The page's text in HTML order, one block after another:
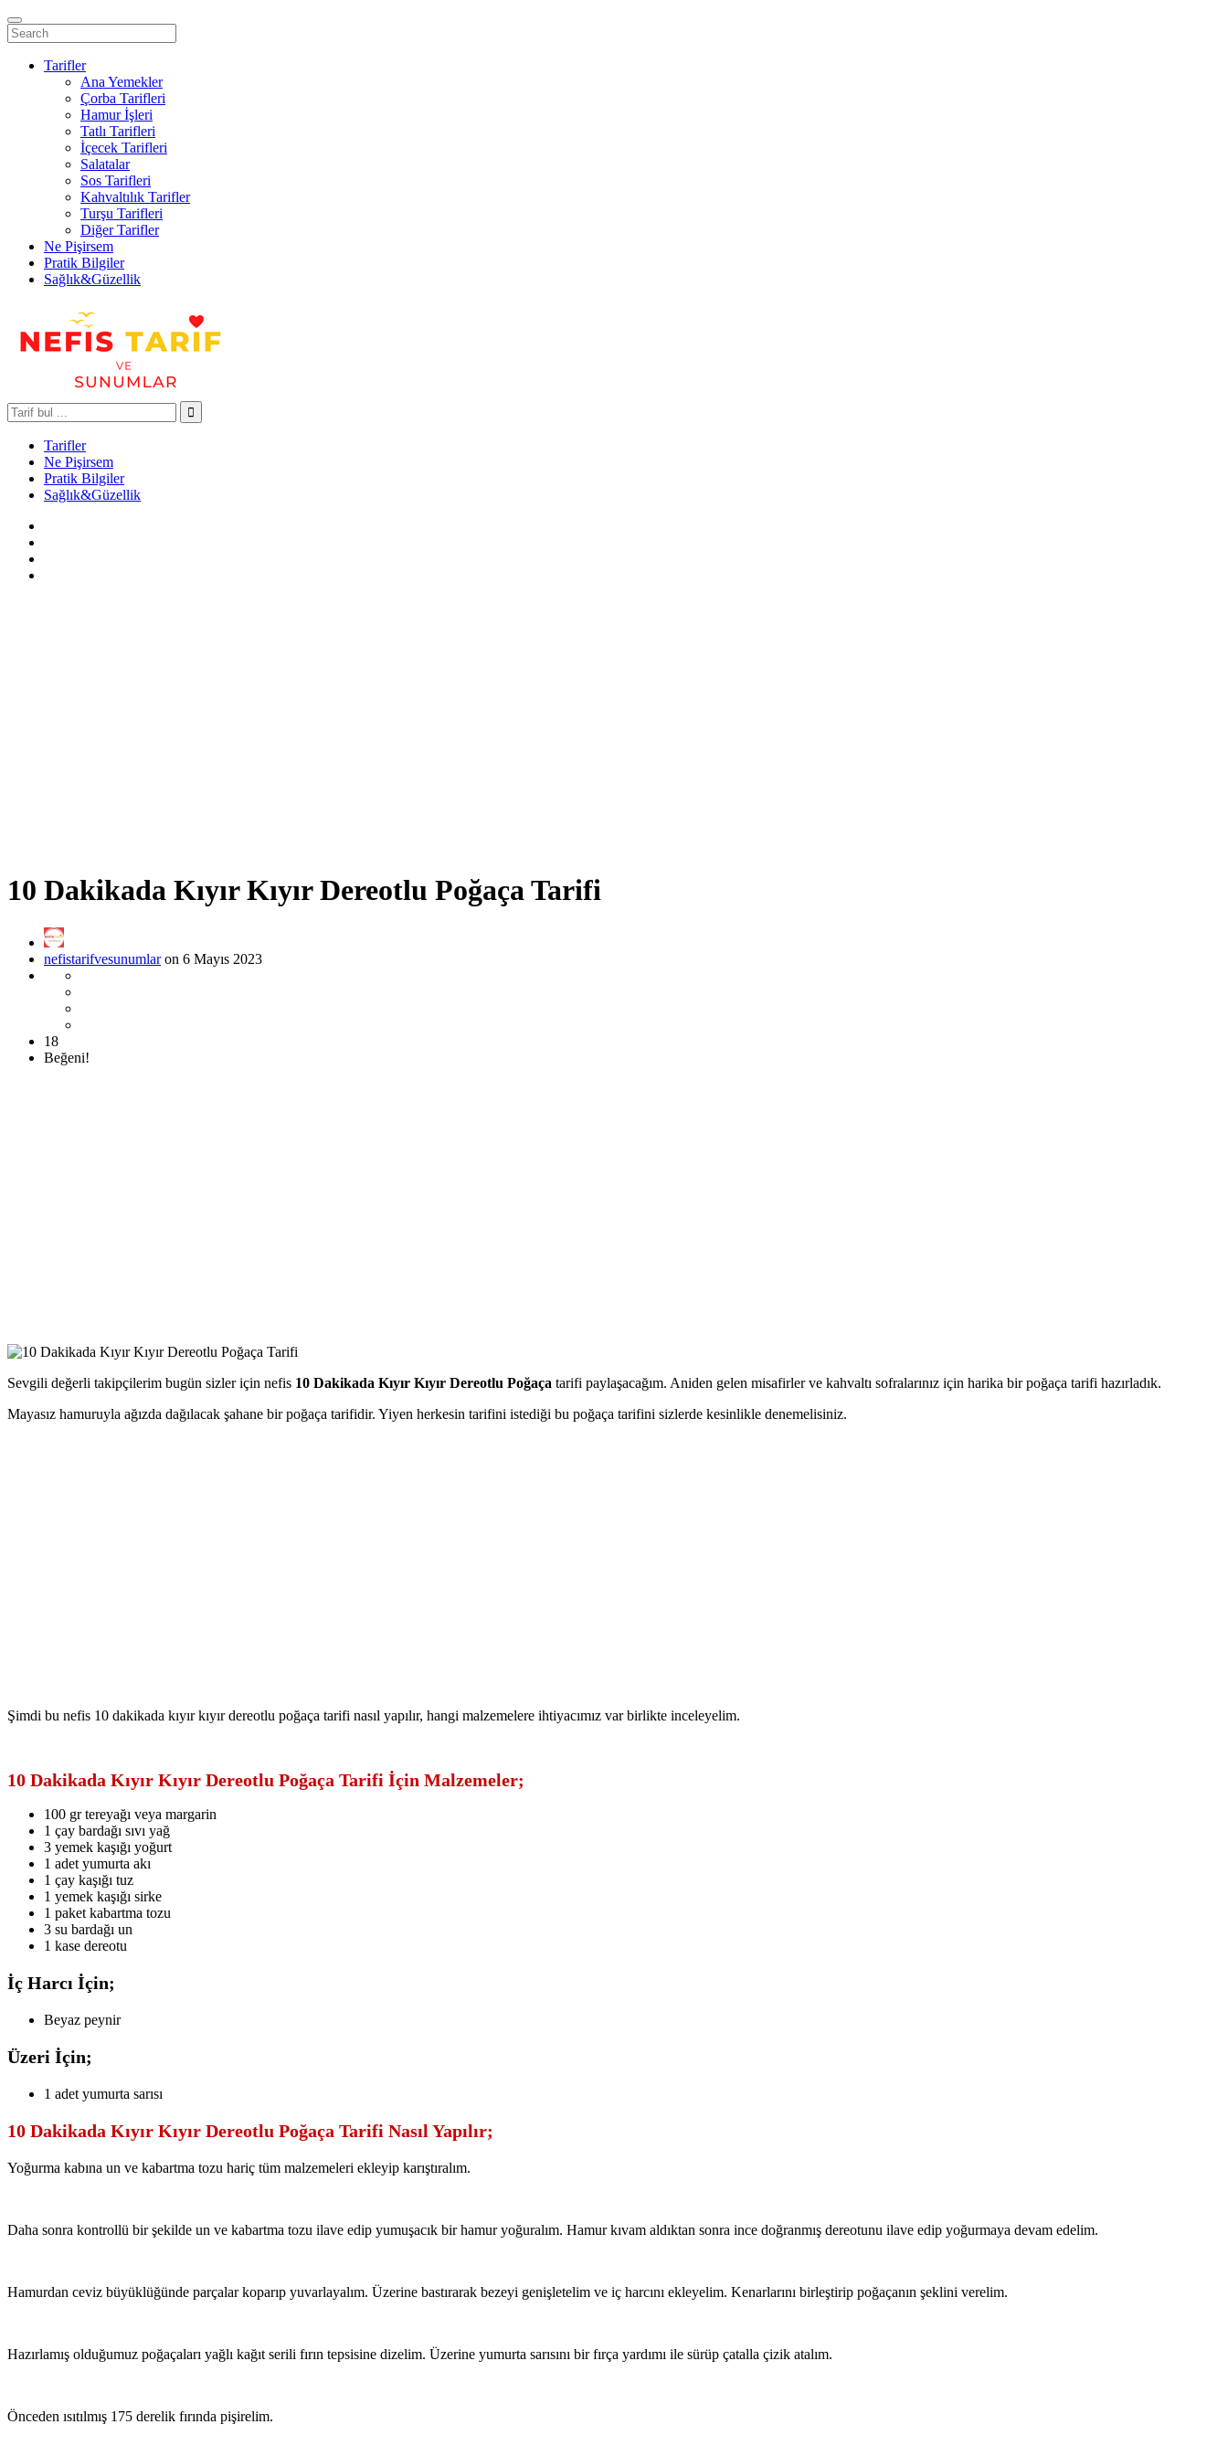
Tarifler
Ana Yemekler
Çorba Tarifleri
Hamur İşleri
Tatlı Tarifleri
İçecek Tarifleri
Salatalar
Sos Tarifleri
Kahvaltılık Tarifler
Turşu Tarifleri
Diğer Tarifler
Ne Pişirsem
Pratik Bilgiler
Sağlık&Güzellik
Tarifler
Ne Pişirsem
Pratik Bilgiler
Sağlık&Güzellik
10 Dakikada Kıyır Kıyır Dereotlu Poğaça Tarifi
nefistarifvesunumlaron 6 Mayıs 2023
18
Beğeni!
Sevgili değerli takipçilerim bugün sizler için nefis 10 Dakikada Kıyır Kıyır Dereotlu Poğaça tarifi paylaşacağım. Aniden gelen misafirler ve kahvaltı sofralarınız için harika bir poğaça tarifi hazırladık.
Mayasız hamuruyla ağızda dağılacak şahane bir poğaça tarifidir. Yiyen herkesin tarifini istediği bu poğaça tarifini sizlerde kesinlikle denemelisiniz.
Şimdi bu nefis 10 dakikada kıyır kıyır dereotlu poğaça tarifi nasıl yapılır, hangi malzemelere ihtiyacımız var birlikte inceleyelim.
10 Dakikada Kıyır Kıyır Dereotlu Poğaça Tarifi İçin Malzemeler;
100 gr tereyağı veya margarin
1 çay bardağı sıvı yağ
3 yemek kaşığı yoğurt
1 adet yumurta akı
1 çay kaşığı tuz
1 yemek kaşığı sirke
1 paket kabartma tozu
3 su bardağı un
1 kase dereotu
İç Harcı İçin;
Beyaz peynir
Üzeri İçin;
1 adet yumurta sarısı
10 Dakikada Kıyır Kıyır Dereotlu Poğaça Tarifi Nasıl Yapılır;
Yoğurma kabına un ve kabartma tozu hariç tüm malzemeleri ekleyip karıştıralım.
Daha sonra kontrollü bir şekilde un ve kabartma tozu ilave edip yumuşacık bir hamur yoğuralım. Hamur kıvam aldıktan sonra ince doğranmış dereotunu ilave edip yoğurmaya devam edelim.
Hamurdan ceviz büyüklüğünde parçalar koparıp yuvarlayalım. Üzerine bastırarak bezeyi genişletelim ve iç harcını ekleyelim. Kenarlarını birleştirip poğaçanın şeklini verelim.
Hazırlamış olduğumuz poğaçaları yağlı kağıt serili fırın tepsisine dizelim. Üzerine yumurta sarısını bir fırça yardımı ile sürüp çatalla çizik atalım.
Önceden ısıtılmış 175 derelik fırında pişirelim.